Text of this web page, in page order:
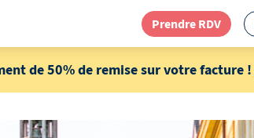
Prendre RDV
de 50% de remise sur votre facture !